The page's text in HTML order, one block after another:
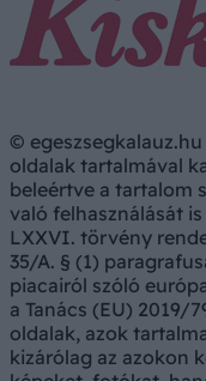
©
oldalak tartalmával
beleértve a tartalom
való felhasználását
LXXVI. törvény
35/A. § (1)
piacairól szóló
a Tanács (EU) 2019/
oldalak, azok
kizárólag az azokon